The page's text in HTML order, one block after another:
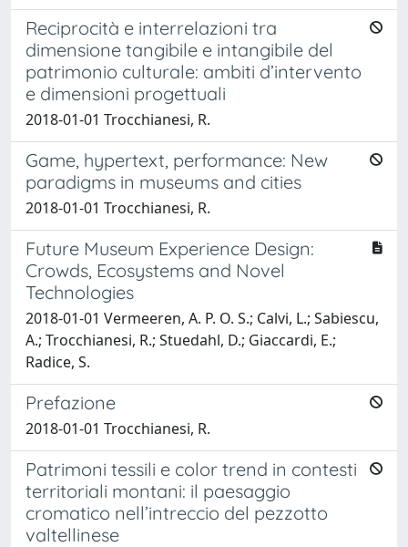
Reciprocità e interrelazioni tra
dimensione tangibile e intangibile del
patrimonio culturale: ambiti d’intervento
e dimensioni progettuali
2018-01-01 Trocchianesi, R.
Game, hypertext, performance: New
paradigms in museums and cities
2018-01-01 Trocchianesi, R.
Future Museum Experience Design:
Crowds, Ecosystems and Novel
Technologies
2018-01-01 Vermeeren, A. P. O. S.; Calvi, L.; Sabiescu,
A.; Trocchianesi, R.; Stuedahl, D.; Giaccardi, E.;
Radice, S.
Prefazione
2018-01-01 Trocchianesi, R.
Patrimoni tessili e color trend in contesti
territoriali montani: il paesaggio
cromatico nell’intreccio del pezzotto
valtellinese